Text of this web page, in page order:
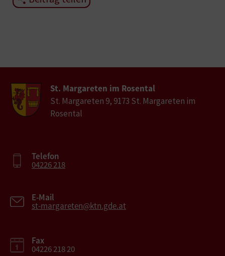
St. Margareten im Rosental
St. Margareten 9, 9173 St. Margareten im
Rosental
Telefon
04226 218
E-Mail
st-margareten@ktn.gde.at
Fax
04226 218 20